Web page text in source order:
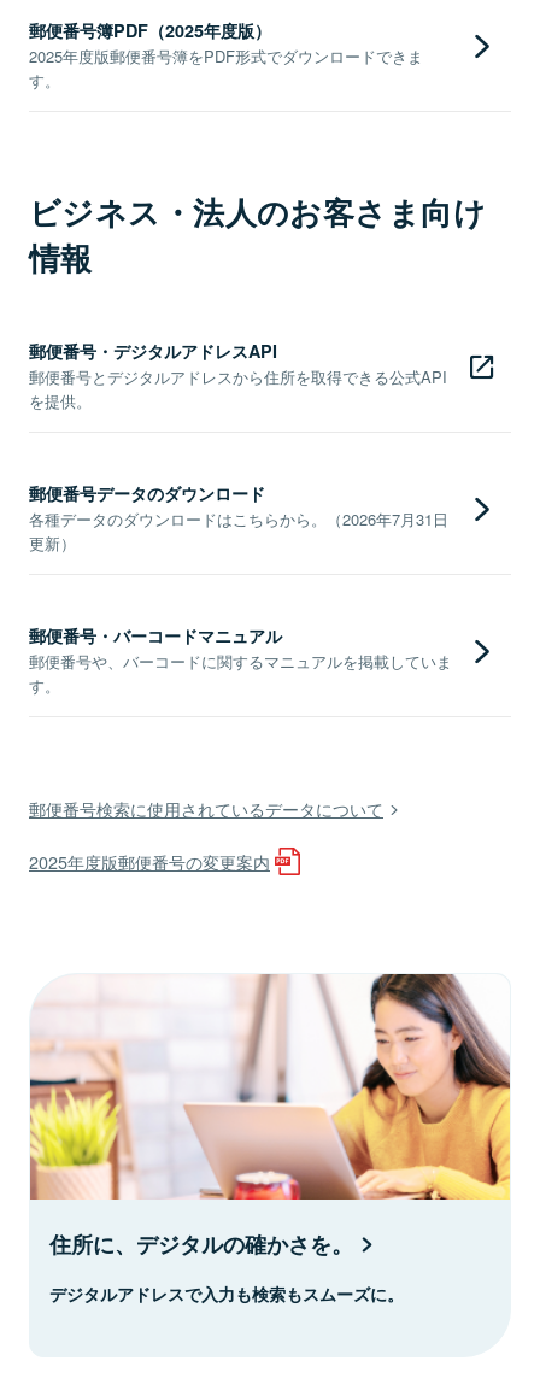
郵便番号簿PDF（2025年度版）
2025年度版郵便番号簿をPDF形式でダウンロードできま
す。
ビジネス・法人のお客さま向け
情報
郵便番号・デジタルアドレスAPI
郵便番号とデジタルアドレスから住所を取得できる公式API
を提供。
郵便番号データのダウンロード
各種データのダウンロードはこちらから。（2026年7月31日
更新）
郵便番号・バーコードマニュアル
郵便番号や、バーコードに関するマニュアルを掲載していま
す。
郵便番号検索に使用されているデータについて
2025年度版郵便番号の変更案内
住所に、デジタルの確かさを。
デジタルアドレスで入力も検索もスムーズに。